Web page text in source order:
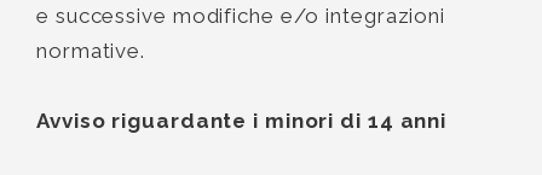
e successive modifiche e/o integrazioni
normative.
Avviso riguardante i minori di 14 anni